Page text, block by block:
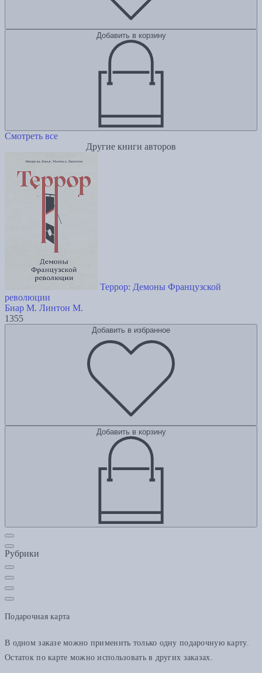
Добавить в корзину
Смотреть все
Другие книги авторов
Террор: Демоны Французской
революции
Биар М. Линтон М.
1355
Добавить в избранное
Добавить в корзину
Рубрики
Подарочная карта
В одном заказе можно применить только одну подарочную карту.
Остаток по карте можно использовать в других заказах.